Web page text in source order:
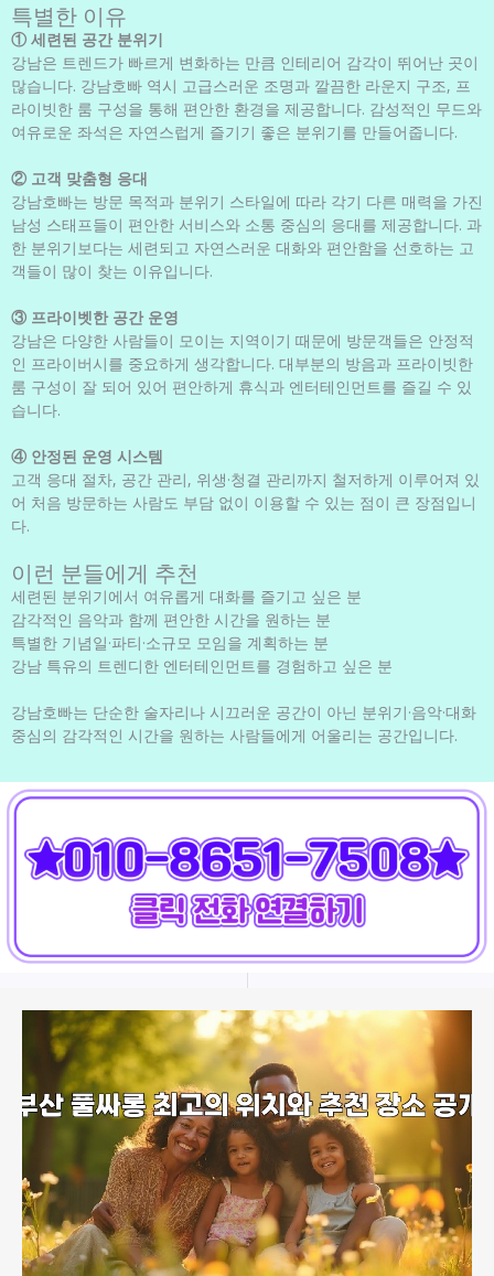
특별한 이유
① 세련된 공간 분위기
강남은 트렌드가 빠르게 변화하는 만큼 인테리어 감각이 뛰어난 곳이
많습니다. 강남호빠 역시 고급스러운 조명과 깔끔한 라운지 구조, 프
라이빗한 룸 구성을 통해 편안한 환경을 제공합니다. 감성적인 무드와
여유로운 좌석은 자연스럽게 즐기기 좋은 분위기를 만들어줍니다.
② 고객 맞춤형 응대
강남호빠는 방문 목적과 분위기 스타일에 따라 각기 다른 매력을 가진
남성 스태프들이 편안한 서비스와 소통 중심의 응대를 제공합니다. 과
한 분위기보다는 세련되고 자연스러운 대화와 편안함을 선호하는 고
객들이 많이 찾는 이유입니다.
③ 프라이벳한 공간 운영
강남은 다양한 사람들이 모이는 지역이기 때문에 방문객들은 안정적
인 프라이버시를 중요하게 생각합니다. 대부분의 방음과 프라이빗한
룸 구성이 잘 되어 있어 편안하게 휴식과 엔터테인먼트를 즐길 수 있
습니다.
④ 안정된 운영 시스템
고객 응대 절차, 공간 관리, 위생·청결 관리까지 철저하게 이루어져 있
어 처음 방문하는 사람도 부담 없이 이용할 수 있는 점이 큰 장점입니
다.
이런 분들에게 추천
세련된 분위기에서 여유롭게 대화를 즐기고 싶은 분
감각적인 음악과 함께 편안한 시간을 원하는 분
특별한 기념일·파티·소규모 모임을 계획하는 분
강남 특유의 트렌디한 엔터테인먼트를 경험하고 싶은 분
강남호빠는 단순한 술자리나 시끄러운 공간이 아닌 분위기·음악·대화
중심의 감각적인 시간을 원하는 사람들에게 어울리는 공간입니다.